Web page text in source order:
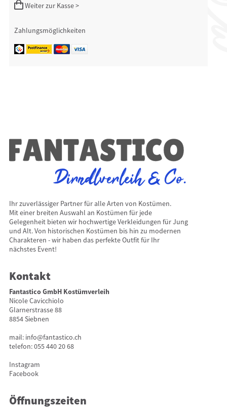
Weiter zur Kasse >
Zahlungsmöglichkeiten
Ihr zuverlässiger Partner für alle Arten von Kostümen.
Mit einer breiten Auswahl an Kostümen für jede
Gelegenheit bieten wir hochwertige Verkleidungen für Jung
und Alt. Von historischen Kostümen bis hin zu modernen
Charakteren - wir haben das perfekte Outfit für Ihr
nächstes Event!
Kontakt
Fantastico GmbH Kostümverleih
Nicole Cavicchiolo
Glarnerstrasse 88
8854 Siebnen
mail: info@fantastico.ch
telefon:055 440 20 68
Instagram
Facebook
Öffnungszeiten